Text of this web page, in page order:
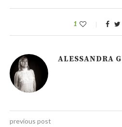
1
ALESSANDRA
previous post